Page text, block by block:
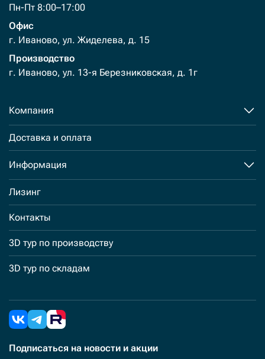
Пн-Пт 8:00–17:00
Офис
г. Иваново, ул. Жиделева, д. 15
Производство
г. Иваново, ул. 13-я Березниковская, д. 1г
Компания
Доставка и оплата
Информация
Лизинг
Контакты
3D тур по производству
3D тур по складам
Подписаться на новости и акции